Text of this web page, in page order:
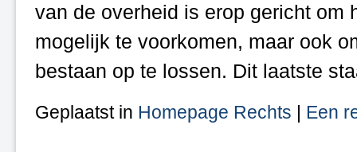
van de overheid is erop gericht om
mogelijk te voorkomen, maar ook
bestaan op te lossen. Dit laatste
Geplaatst in Homepage Rechts | Een